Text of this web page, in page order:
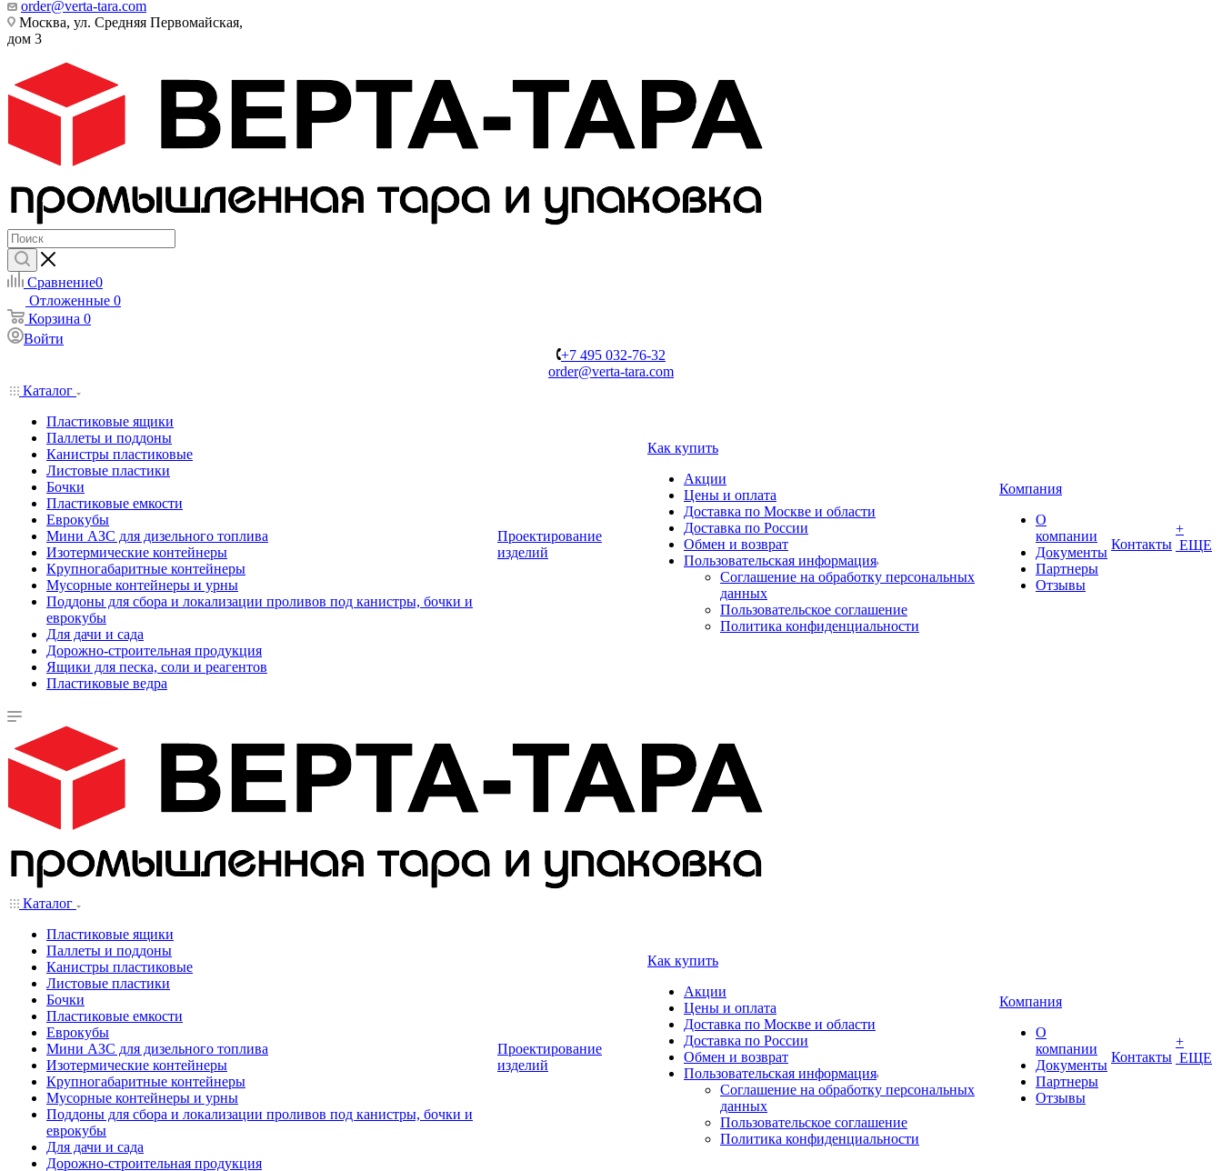
order@verta-tara.com
Москва, ул. Средняя Первомайская,
дом 3
Сравнение0
Отложенные 0
Корзина 0
Войти
+7 495 032-76-32
order@verta-tara.com
Каталог
Пластиковые ящики
Паллеты и поддоны
Канистры пластиковые
Листовые пластики
Бочки
Пластиковые емкости
Еврокубы
Мини АЗС для дизельного топлива
Изотермические контейнеры
Крупногабаритные контейнеры
Мусорные контейнеры и урны
Поддоны для сбора и локализации проливов под канистры, бочки и
еврокубы
Для дачи и сада
Дорожно-строительная продукция
Ящики для песка, соли и реагентов
Пластиковые ведра
Проектирование
изделий
Как купить
Акции
Цены и оплата
Доставка по Москве и области
Доставка по России
Обмен и возврат
Пользовательская информация
Соглашение на обработку персональных
данных
Пользовательское соглашение
Политика конфиденциальности
Компания
О
компании
Документы
Партнеры
Отзывы
Контакты
+
ЕЩЕ
Каталог
Пластиковые ящики
Паллеты и поддоны
Канистры пластиковые
Листовые пластики
Бочки
Пластиковые емкости
Еврокубы
Мини АЗС для дизельного топлива
Изотермические контейнеры
Крупногабаритные контейнеры
Мусорные контейнеры и урны
Поддоны для сбора и локализации проливов под канистры, бочки и
еврокубы
Для дачи и сада
Дорожно-строительная продукция
Проектирование
изделий
Как купить
Акции
Цены и оплата
Доставка по Москве и области
Доставка по России
Обмен и возврат
Пользовательская информация
Соглашение на обработку персональных
данных
Пользовательское соглашение
Политика конфиденциальности
Компания
О
компании
Документы
Партнеры
Отзывы
Контакты
+
ЕЩЕ